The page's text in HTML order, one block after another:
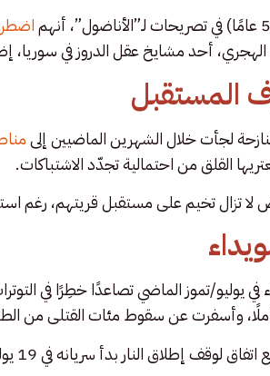
أحد مشايخ عقل الدروز في سوريا،
المستقبل
لجأت خلال الشهرين الماضيين إلى
القلق من احتمالية تجدّد الاشتباكات.
تزال تخيم على مستقبل قريتهم، رغم
يوليو/تموز الماضي تصاعدًا خطِرًا في
وأسفرت عن سقوط مئات القتلى من